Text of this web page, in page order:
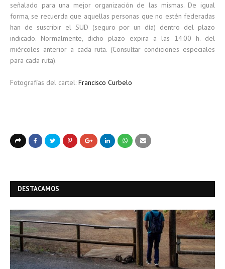
señalado para una mejor organización de las mismas. De igual
forma, se recuerda que aquellas personas que no estén federadas
han de suscribir el SUD (seguro por un día) dentro del plazo
indicado. Normalmente, dicho plazo expira a las 14:00 h. del
miércoles anterior a cada ruta. (Consultar condiciones especiales
para cada ruta).
Fotografías del cartel: Francisco Curbelo
DESTACAMOS